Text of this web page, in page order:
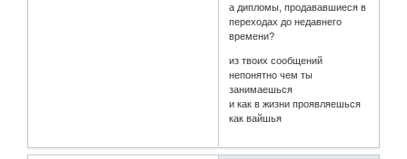
а дипломы, продававшиеся в
переходах до недавнего
времени?
из твоих сообщений
непонятно чем ты
занимаешься
и как в жизни проявляешься
как вайшья